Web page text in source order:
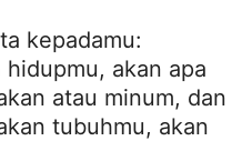
kepadamu:
akan apa
atau minum, dan
tubuhmu, akan